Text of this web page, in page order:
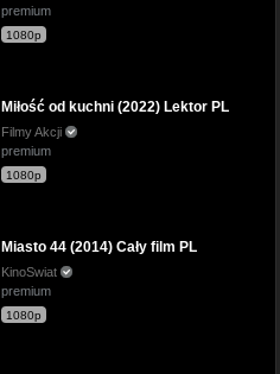
premium
1080p
Miłość od kuchni (2022) Lektor PL
Filmy Akcji
premium
1080p
Miasto 44 (2014) Cały film PL
KinoSwiat
premium
1080p